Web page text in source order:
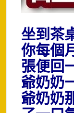
坐到茶
你每個
張便回
爺奶奶
爺奶奶